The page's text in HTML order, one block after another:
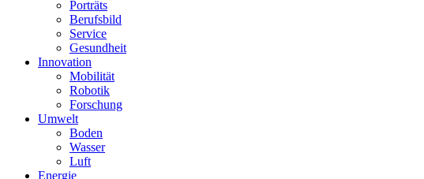
Porträts
Berufsbild
Service
Gesundheit
Innovation
Mobilität
Robotik
Forschung
Umwelt
Boden
Wasser
Luft
Energie